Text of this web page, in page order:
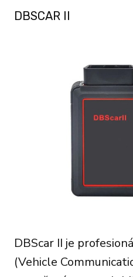
DBSCAR II
DBScar II je
(Vehicle